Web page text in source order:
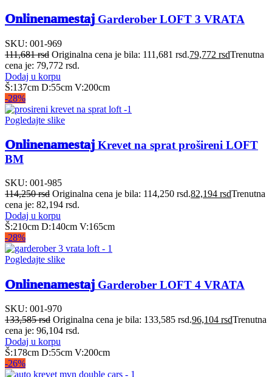
Onlinenamestaj Garderober LOFT 3 VRATA
SKU: 001-969
111,681rsd Originalna cena je bila: 111,681 rsd.79,772 rsdTrenutna
cena je: 79,772 rsd.
Dodaj u korpu
Š:137cm D:55cm V:200cm
-28%
Pogledajte slike
Onlinenamestaj Krevet na sprat prošireni LOFT
BM
SKU: 001-985
114,250rsd Originalna cena je bila: 114,250 rsd.82,194 rsdTrenutna
cena je: 82,194 rsd.
Dodaj u korpu
Š:210cm D:140cm V:165cm
-28%
Pogledajte slike
Onlinenamestaj Garderober LOFT 4 VRATA
SKU: 001-970
133,585rsd Originalna cena je bila: 133,585 rsd.96,104 rsdTrenutna
cena je: 96,104 rsd.
Dodaj u korpu
Š:178cm D:55cm V:200cm
-26%